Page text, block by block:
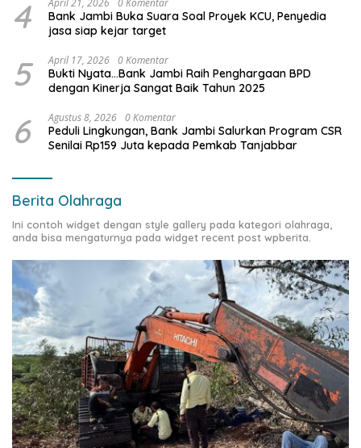
4
Bank Jambi Buka Suara Soal Proyek KCU, Penyedia
jasa siap kejar target
5 April 17, 2026 0 Komentar
Bukti Nyata…Bank Jambi Raih Penghargaan BPD
dengan Kinerja Sangat Baik Tahun 2025
6 Agustus 8, 2026 0 Komentar
Peduli Lingkungan, Bank Jambi Salurkan Program CSR
Senilai Rp159 Juta kepada Pemkab Tanjabbar
Berita Olahraga
Ini contoh widget dengan style gallery pada kategori olahraga,
anda bisa mengaturnya pada widget recent post wpberita.